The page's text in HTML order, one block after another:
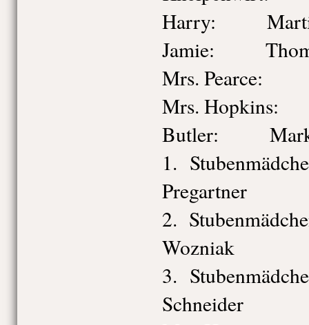
Harry: Martin
Jamie:
Mrs. Pearce:
Mrs. Hopkins:
Butler:
1.
Pregartner
2.
Wozniak
3.
Schneider